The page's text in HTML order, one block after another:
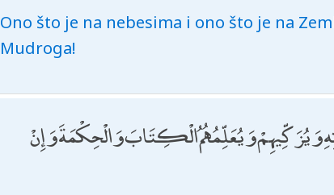
Ono što je na nebesima i ono što je na
Mudroga!
وَيُزَكِّيهِمْ وَيُعَلِّمُهُمُ الْكِتَابَ وَالْحِكْمَةَ وَإِنْ